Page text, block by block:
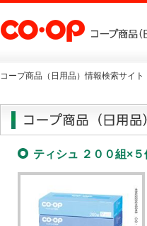
コープ商品（日用品）情報検索サイト
ティシュ ２００組×５